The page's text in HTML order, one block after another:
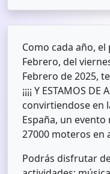
Como cada año,
Febrero, del
Febrero de 2025,
¡¡¡¡ Y ESTAMOS
convirtiendose en
España, un
27000 moteros en
Podrás disfrutar